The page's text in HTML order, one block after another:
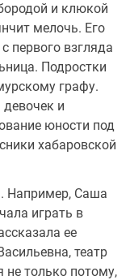
и клюкой
мелочь. Его
первого взгляда
Подростки
графу.
и
юности под
хабаровской
Например, Саша
играть в
ее
театр
не только потому,